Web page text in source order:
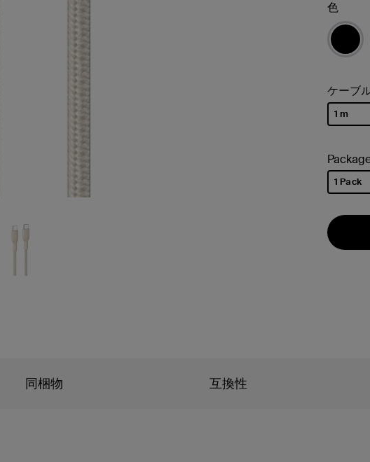
色
ケーブ
1 m
1 Pack
同梱物 互換性